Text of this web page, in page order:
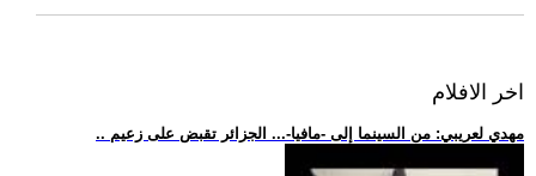
اخر الافلام
.. مهدي لعريبي: من السينما إلى -مافيا-... الجزائر تقبض على زعيم